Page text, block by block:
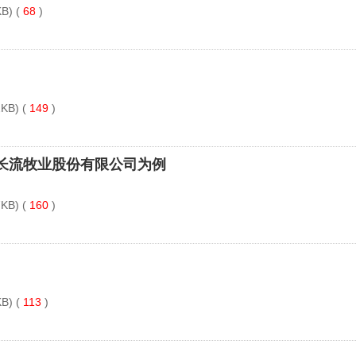
( 68 )
( 149 )
牧业股份有限公司为例
( 160 )
( 113 )